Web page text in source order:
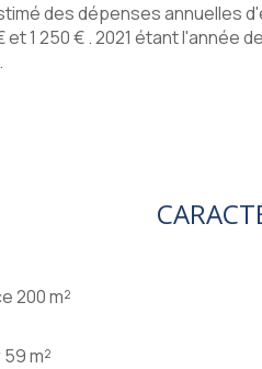
des dépenses annuelles
et 1 250 € . 2021 étant
200 m²
m²